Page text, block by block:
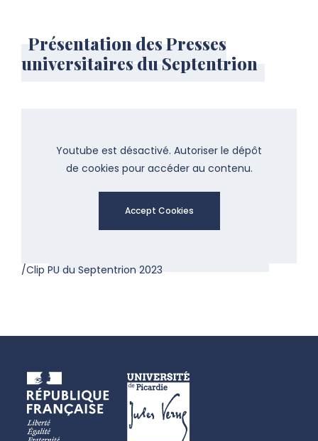
Présentation des Presses
universitaires du Septentrion
Youtube est désactivé. Autoriser le dépôt
de cookies pour accéder au contenu.
Accept Cookies
/Clip PU du Septentrion 2023